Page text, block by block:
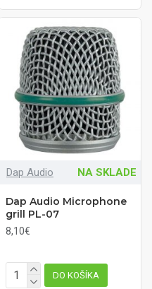
Dap Audio NA SKLADE
Dap Audio Microphone
grill PL-07
8,10€
DO KOŠÍKA